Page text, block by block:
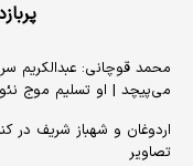
محمد قوچانی: عبدالکریم
می‌پیچد | او تسلیم موج
اردوغان و شهباز شریف در
تصاویر